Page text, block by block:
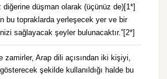
diğerine düşman olarak (üçünüz de)[1*]
bu topraklarda yerleşecek yer ve bir
sağlayacak şeyler bulunacaktır.”[2*]
zamirler, Arap dili açısından iki kişiyi,
şekilde kullanıldığı halde bu